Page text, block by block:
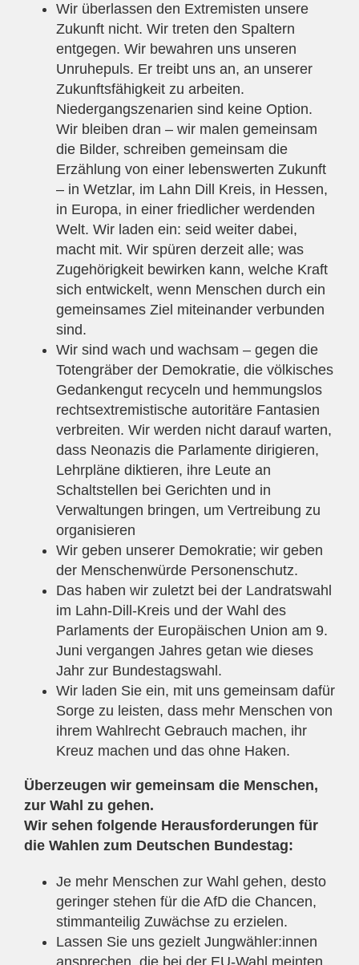
Wir überlassen den Extremisten unsere
Zukunft nicht. Wir treten den Spaltern
entgegen. Wir bewahren uns unseren
Unruhepuls. Er treibt uns an, an unserer
Zukunftsfähigkeit zu arbeiten.
Niedergangszenarien sind keine Option.
Wir bleiben dran – wir malen gemeinsam
die Bilder, schreiben gemeinsam die
Erzählung von einer lebenswerten Zukunft
– in Wetzlar, im Lahn Dill Kreis, in Hessen,
in Europa, in einer friedlicher werdenden
Welt. Wir laden ein: seid weiter dabei,
macht mit. Wir spüren derzeit alle; was
Zugehörigkeit bewirken kann, welche Kraft
sich entwickelt, wenn Menschen durch ein
gemeinsames Ziel miteinander verbunden
sind.
Wir sind wach und wachsam – gegen die
Totengräber der Demokratie, die völkisches
Gedankengut recyceln und hemmungslos
rechtsextremistische autoritäre Fantasien
verbreiten. Wir werden nicht darauf warten,
dass Neonazis die Parlamente dirigieren,
Lehrpläne diktieren, ihre Leute an
Schaltstellen bei Gerichten und in
Verwaltungen bringen, um Vertreibung zu
organisieren
Wir geben unserer Demokratie; wir geben
der Menschenwürde Personenschutz.
Das haben wir zuletzt bei der Landratswahl
im Lahn-Dill-Kreis und der Wahl des
Parlaments der Europäischen Union am 9.
Juni vergangen Jahres getan wie dieses
Jahr zur Bundestagswahl.
Wir laden Sie ein, mit uns gemeinsam dafür
Sorge zu leisten, dass mehr Menschen von
ihrem Wahlrecht Gebrauch machen, ihr
Kreuz machen und das ohne Haken.
Überzeugen wir gemeinsam die Menschen,
zur Wahl zu gehen.
Wir sehen folgende Herausforderungen für
die Wahlen zum Deutschen Bundestag:
Je mehr Menschen zur Wahl gehen, desto
geringer stehen für die AfD die Chancen,
stimmanteilig Zuwächse zu erzielen.
Lassen Sie uns gezielt Jungwähler:innen